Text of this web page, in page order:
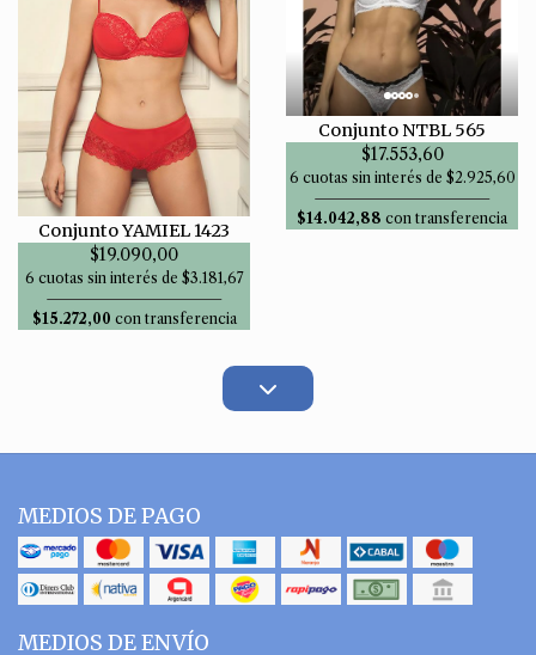
Conjunto YAMIEL 1423
$19.090,00
6 cuotas sin interés de $3.181,67
$15.272,00 con transferencia
Conjunto NTBL 565
$17.553,60
6 cuotas sin interés de $2.925,60
$14.042,88 con transferencia
MEDIOS DE PAGO
MEDIOS DE ENVÍO